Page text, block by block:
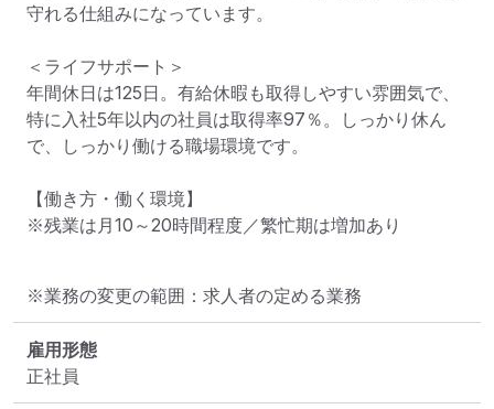
守れる仕組みになっています。
＜ライフサポート＞
年間休日は125日。有給休暇も取得しやすい雰囲気で、
特に入社5年以内の社員は取得率97％。しっかり休ん
で、しっかり働ける職場環境です。
【働き方・働く環境】
※残業は月10～20時間程度／繁忙期は増加あり
※業務の変更の範囲：求人者の定める業務
雇用形態
正社員